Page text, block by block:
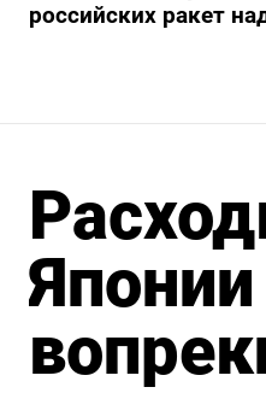
российских ракет
Японии